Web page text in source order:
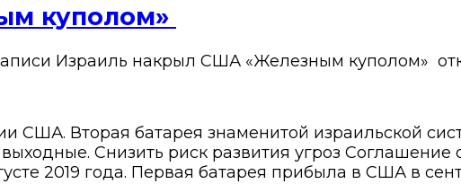
куполом»
Израиль накрыл США «Железным куполом»
США. Вторая батарея знаменитой израильской
Снизить риск развития угроз Соглашение
2019 года. Первая батарея прибыла в США ​​в